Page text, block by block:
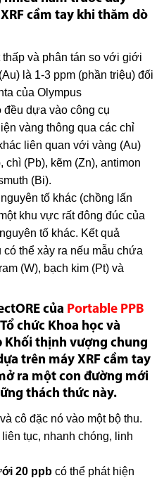
cầm tay khi thăm dò
và phân tán so với giới
là 1-3 ppm (phần triệu) đối
của Olympus
đều dựa vào công cụ
vàng thông qua các chỉ
liên quan với vàng (Au)
chì (Pb), kẽm (Zn), antimon
(Bi).
tố khác (chồng lấn
khu vực rất đông đúc của
tố khác. Kết quả
thể xảy ra nếu mẫu chứa
(W), bạch kim (Pt) và
của Portable PPB
chức Khoa học và
Khối thịnh vượng chung
trên máy XRF cầm tay
ra một con đường mới
thách thức này.
cô đặc nó vào một bộ thu.
tục, nhanh chóng, linh
20 ppbcó thể phát hiện